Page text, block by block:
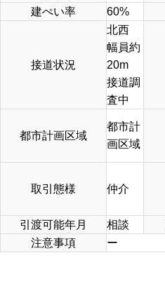
建ぺい率
60%
接道状況
北西
幅員約
20m
接道調
査中
都市計画区域
都市計
画区域
取引態様 仲介
引渡可能年月
相談
注意事項
ー